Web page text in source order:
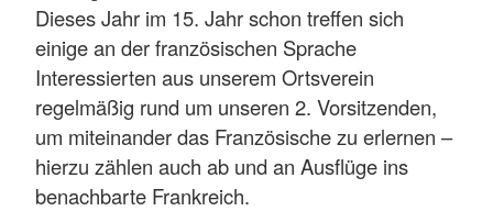
Dieses Jahr im 15. Jahr schon treffen sich
einige an der französischen Sprache
Interessierten aus unserem Ortsverein
regelmäßig rund um unseren 2. Vorsitzenden,
um miteinander das Französische zu erlernen –
hierzu zählen auch ab und an Ausflüge ins
benachbarte Frankreich.